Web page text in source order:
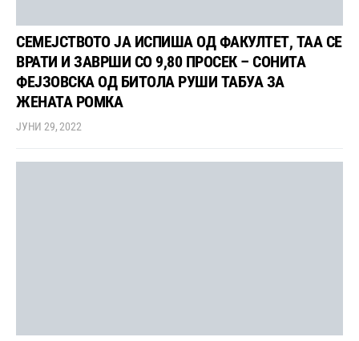
СЕМЕЈСТВОТО ЈА ИСПИША ОД ФАКУЛТЕТ, ТАА СЕ
ВРАТИ И ЗАВРШИ СО 9,80 ПРОСЕК – СОНИТА
ФЕЈЗОВСКА ОД БИТОЛА РУШИ ТАБУА ЗА
ЖЕНАТА РОМКА
ЈУНИ 29, 2022